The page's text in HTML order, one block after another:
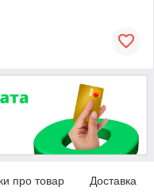
про товар Доставка